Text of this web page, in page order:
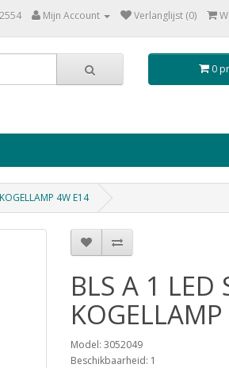
Mijn Account Verlanglijst (0)
0
4W E14
BLS A 1 LED
Model: 3052049
Beschikbaarheid: 1